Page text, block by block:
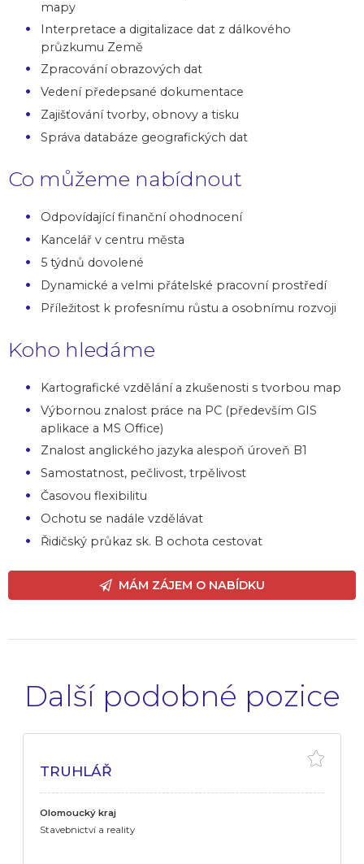
mapy
Interpretace a digitalizace dat z dálkového
průzkumu Země
Zpracování obrazových dat
Vedení předepsané dokumentace
Zajišťování tvorby, obnovy a tisku
Správa databáze geografických dat
Co můžeme nabídnout
Odpovídající finanční ohodnocení
Kancelář v centru města
5 týdnů dovolené
Dynamické a velmi přátelské pracovní prostředí
Příležitost k profesnímu růstu a osobnímu rozvoji
Koho hledáme
Kartografické vzdělání a zkušenosti s tvorbou map
Výbornou znalost práce na PC (především GIS
aplikace a MS Office)
Znalost anglického jazyka alespoň úroveň B1
Samostatnost, pečlivost, trpělivost
Časovou flexibilitu
Ochotu se nadále vzdělávat
Řidičský průkaz sk. B ochota cestovat
MÁM ZÁJEM O NABÍDKU
Další podobné pozice
TRUHLÁŘ
Olomoucký kraj
Stavebnictví a reality